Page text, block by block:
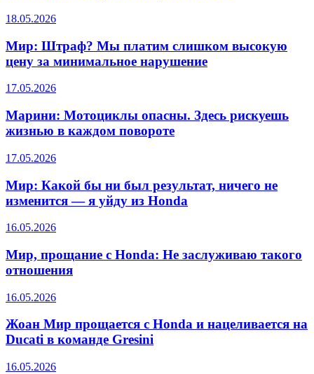
18.05.2026
Мир: Штраф? Мы платим слишком высокую
цену за минимальное нарушение
17.05.2026
Марини: Мотоциклы опасны. Здесь рискуешь
жизнью в каждом повороте
17.05.2026
Мир: Какой бы ни был результат, ничего не
изменится — я уйду из Honda
16.05.2026
Мир, прощание с Honda: Не заслуживаю такого
отношения
16.05.2026
Жоан Мир прощается с Honda и нацеливается на
Ducati в команде Gresini
16.05.2026